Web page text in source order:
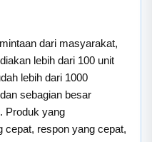
dari masyarakat,
lebih dari 100 unit
lebih dari 1000
sebagian besar
Produk yang
cepat, respon yang cepat,